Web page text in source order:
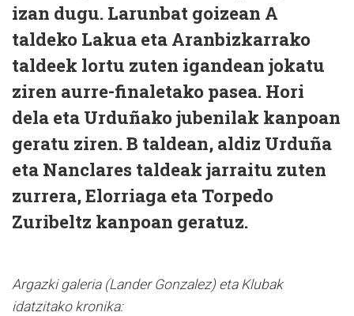
izan dugu. Larunbat goizean A
taldeko Lakua eta Aranbizkarrako
taldeek lortu zuten igandean jokatu
ziren aurre-finaletako pasea. Hori
dela eta Urduñako jubenilak kanpoan
geratu ziren. B taldean, aldiz Urduña
eta Nanclares taldeak jarraitu zuten
zurrera, Elorriaga eta Torpedo
Zuribeltz kanpoan geratuz.
Argazki galeria (Lander Gonzalez) eta Klubak
idatzitako kronika: